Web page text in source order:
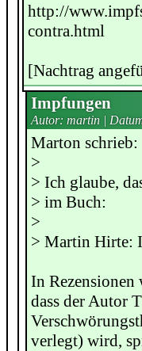
http://
contra.html
[Nachtrag
Impfungen
Autor: martin |
Marton schrieb:
>
> Ich glaube,
> im Buch:
>
> Martin Hirte:
In
dass der Autor
verlegt) wird,